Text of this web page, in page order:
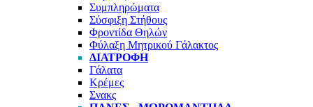
Συμπληρώματα
Σύσφιξη Στήθους
Φροντίδα Θηλών
Φύλαξη Μητρικού Γάλακτος
ΔΙΑΤΡΟΦΉ
Γάλατα
Κρέμες
Σνακς